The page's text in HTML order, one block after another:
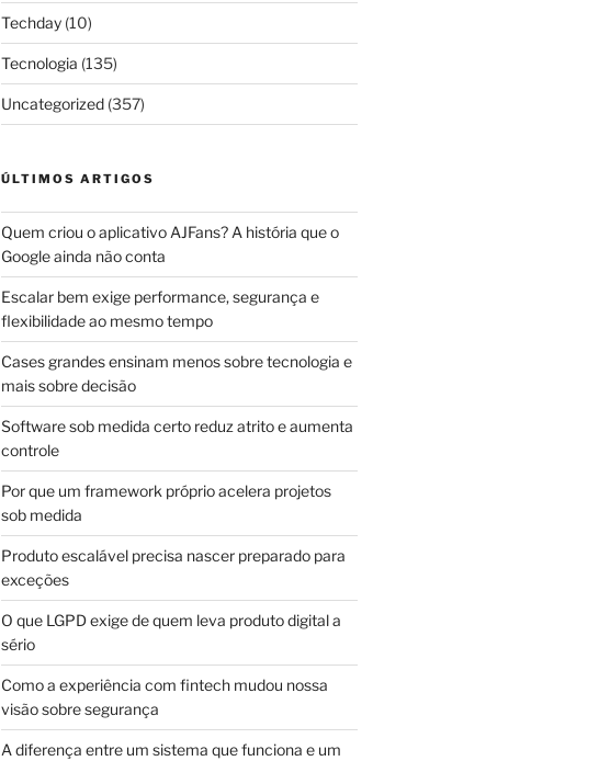
Techday(10)
Tecnologia (135)
Uncategorized(357)
ÚLTIMOS ARTIGOS
Quem criou o aplicativo AJFans? A história que o
Google ainda não conta
Escalar bem exige performance, segurança e
flexibilidade ao mesmo tempo
Cases grandes ensinam menos sobre tecnologia e
mais sobre decisão
Software sob medida certo reduz atrito e aumenta
controle
Por que um framework próprio acelera projetos
sob medida
Produto escalável precisa nascer preparado para
exceções
O que LGPD exige de quem leva produto digital a
sério
Como a experiência com fintech mudou nossa
visão sobre segurança
A diferença entre um sistema que funciona e um